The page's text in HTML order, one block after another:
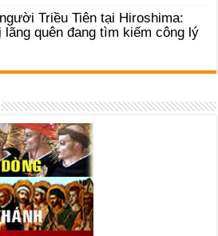
Triều Tiên tại Hiroshima:
quên đang tìm kiếm công lý